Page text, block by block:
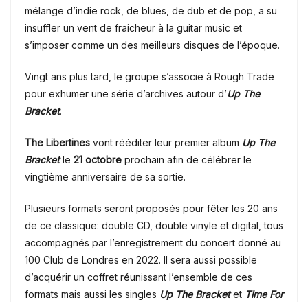
mélange d’indie rock, de blues, de dub et de pop, a su
insuffler un vent de fraicheur à la guitar music et
s’imposer comme un des meilleurs disques de l’époque.
Vingt ans plus tard, le groupe s’associe à Rough Trade
pour exhumer une série d’archives autour d’Up The
Bracket.
The Libertines vont rééditer leur premier album Up The
Bracketle 21 octobre prochain afin de célébrer le
vingtième anniversaire de sa sortie.
Plusieurs formats seront proposés pour fêter les 20 ans
de ce classique: double CD, double vinyle et digital, tous
accompagnés par l’enregistrement du concert donné au
100 Club de Londres en 2022. Il sera aussi possible
d’acquérir un coffret réunissant l’ensemble de ces
formats mais aussi les singles Up The Bracketet Time For